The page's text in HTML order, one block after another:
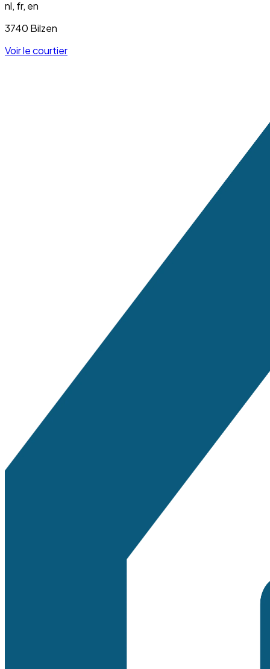
nl, fr, en
3740 Bilzen
Voir le courtier